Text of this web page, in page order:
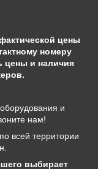
цены
номеру
цены и наличия
и
нам!
всей территории
выбирает